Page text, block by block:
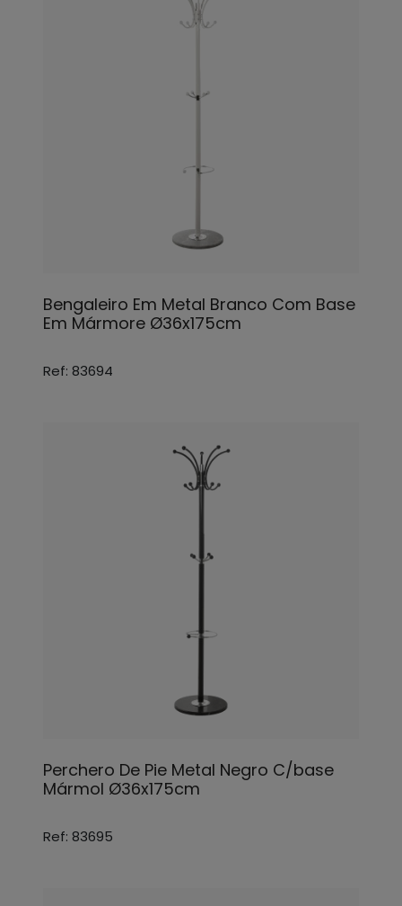
Bengaleiro Em Metal Branco Com Base
Em Mármore Ø36x175cm
Ref: 83694
Perchero De Pie Metal Negro C/base
Mármol Ø36x175cm
Ref: 83695